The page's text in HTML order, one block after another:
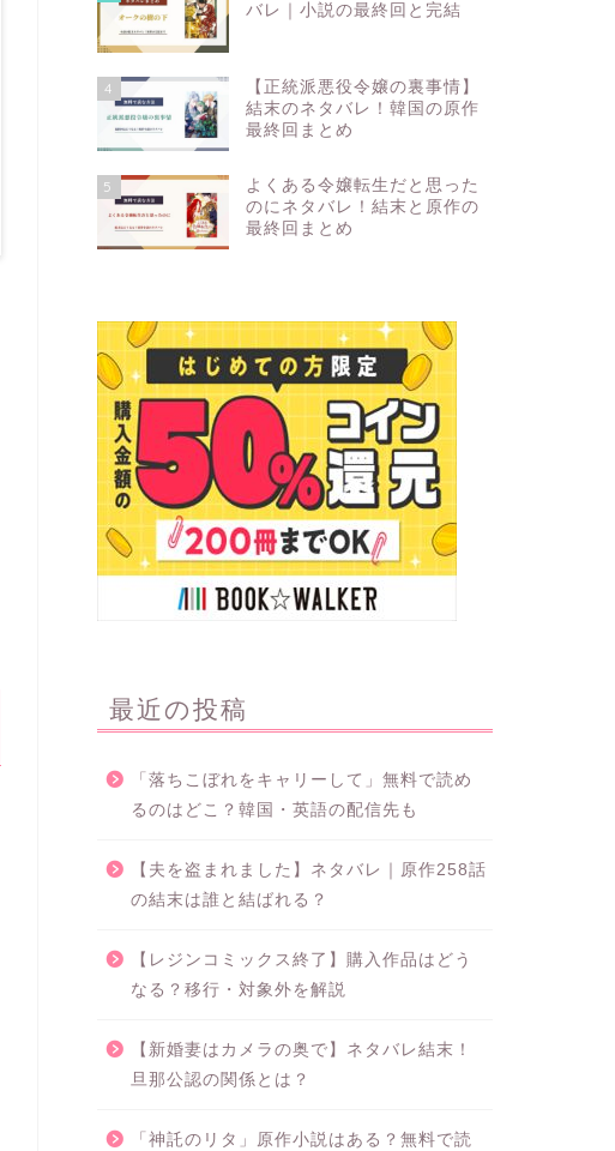
バレ｜小説の最終回と完結
4
【正統派悪役令嬢の裏事情】
結末のネタバレ！韓国の原作
最終回まとめ
5
よくある令嬢転生だと思った
のにネタバレ！結末と原作の
最終回まとめ
最近の投稿
「落ちこぼれをキャリーして」無料で読め
るのはどこ？韓国・英語の配信先も
【夫を盗まれました】ネタバレ｜原作258話
の結末は誰と結ばれる？
【レジンコミックス終了】購入作品はどう
なる？移行・対象外を解説
【新婚妻はカメラの奥で】ネタバレ結末！
旦那公認の関係とは？
「神託のリタ」原作小説はある？無料で読